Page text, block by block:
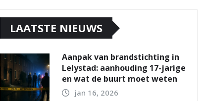
LAATSTE NIEUWS
Aanpak van brandstichting in
Lelystad: aanhouding 17-jarige
en wat de buurt moet weten
jan 16, 2026